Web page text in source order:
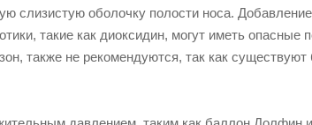
слизистую оболочку полости носа.
такие как диоксидин, могут иметь
также не рекомендуются, так как